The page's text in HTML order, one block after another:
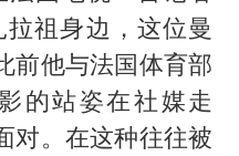
祖身边，这位曼
前他与法国体育部
的站姿在社媒走
对。在这种往往被